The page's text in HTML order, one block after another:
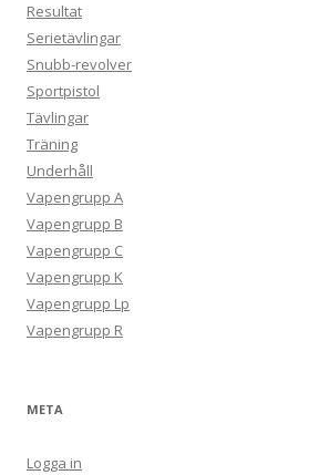
Resultat
Serietävlingar
Snubb-revolver
Sportpistol
Tävlingar
Träning
Underhåll
Vapengrupp A
Vapengrupp B
Vapengrupp C
Vapengrupp K
Vapengrupp Lp
Vapengrupp R
META
Logga in